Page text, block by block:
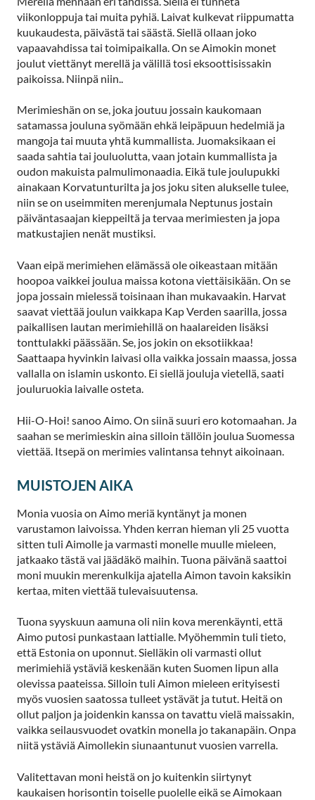
viikonloppuja tai muita pyhiä. Laivat kulkevat riippumatta
kuukaudesta, päivästä tai säästä. Siellä ollaan joko
vapaavahdissa tai toimipaikalla. On se Aimokin monet
joulut viettänyt merellä ja välillä tosi eksoottisissakin
paikoissa. Niinpä niin..
Merimieshän on se, joka joutuu jossain kaukomaan
satamassa jouluna syömään ehkä leipäpuun hedelmiä ja
mangoja tai muuta yhtä kummallista. Juomaksikaan ei
saada sahtia tai jouluolutta, vaan jotain kummallista ja
oudon makuista palmulimonaadia. Eikä tule joulupukki
ainakaan Korvatunturilta ja jos joku siten alukselle tulee,
niin se on useimmiten merenjumala Neptunus jostain
päiväntasaajan kieppeiltä ja tervaa merimiesten ja jopa
matkustajien nenät mustiksi.
Vaan eipä merimiehen elämässä ole oikeastaan mitään
hoopoa vaikkei joulua maissa kotona viettäisikään. On se
jopa jossain mielessä toisinaan ihan mukavaakin. Harvat
saavat viettää joulun vaikkapa Kap Verden saarilla, jossa
paikallisen lautan merimiehillä on haalareiden lisäksi
tonttulakki päässään. Se, jos jokin on eksotiikkaa!
Saattaapa hyvinkin laivasi olla vaikka jossain maassa, jossa
vallalla on islamin uskonto. Ei siellä jouluja vietellä, saati
jouluruokia laivalle osteta.
Hii-O-Hoi! sanoo Aimo. On siinä suuri ero kotomaahan. Ja
saahan se merimieskin aina silloin tällöin joulua Suomessa
viettää. Itsepä on merimies valintansa tehnyt aikoinaan.
MUISTOJEN AIKA
Monia vuosia on Aimo meriä kyntänyt ja monen
varustamon laivoissa. Yhden kerran hieman yli 25 vuotta
sitten tuli Aimolle ja varmasti monelle muulle mieleen,
jatkaako tästä vai jäädäkö maihin. Tuona päivänä saattoi
moni muukin merenkulkija ajatella Aimon tavoin kaksikin
kertaa, miten viettää tulevaisuutensa.
Tuona syyskuun aamuna oli niin kova merenkäynti, että
Aimo putosi punkastaan lattialle. Myöhemmin tuli tieto,
että Estonia on uponnut. Sielläkin oli varmasti ollut
merimiehiä ystäviä keskenään kuten Suomen lipun alla
olevissa paateissa. Silloin tuli Aimon mieleen erityisesti
myös vuosien saatossa tulleet ystävät ja tutut. Heitä on
ollut paljon ja joidenkin kanssa on tavattu vielä maissakin,
vaikka seilausvuodet ovatkin monella jo takanapäin. Onpa
niitä ystäviä Aimollekin siunaantunut vuosien varrella.
Valitettavan moni heistä on jo kuitenkin siirtynyt
kaukaisen horisontin toiselle puolelle eikä se Aimokaan